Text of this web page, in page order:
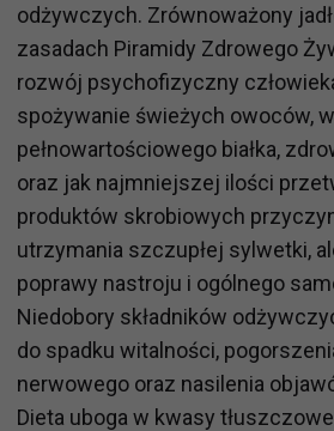
odżywczych. Zrównoważony
zasadach Piramidy Zdrowego
rozwój psychofizyczny
spożywanie świeżych owoców,
pełnowartościowego białka,
oraz jak najmniejszej ilości
produktów skrobiowych
utrzymania szczupłej sylwetki,
poprawy nastroju i ogólnego
Niedobory składników
do spadku witalności,
nerwowego oraz nasilenia
Dieta uboga w kwasy